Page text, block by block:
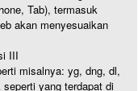
Tab), termasuk
akan menyesuaikan
III
misalnya: yg, dng, dl,
yang terdapat di